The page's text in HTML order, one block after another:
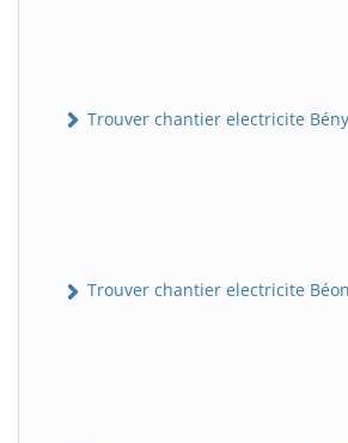
Trouver chantier electricite Bény
Trouver chantier electricite Béon